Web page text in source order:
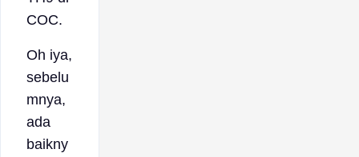
COC.
Oh iya,
sebelu
mnya,
ada
baikny